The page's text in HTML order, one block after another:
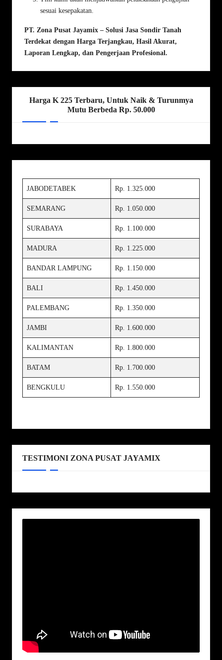
sesuai kesepakatan.
PT. Zona Pusat Jayamix – Solusi Jasa Sondir Tanah
Terdekat dengan Harga Terjangkau, Hasil Akurat,
Laporan Lengkap, dan Pengerjaan Profesional.
Harga K 225 Terbaru, Untuk Naik & Turunmya
Mutu Berbeda Rp. 50.000
JABODETABEK Rp. 1.325.000
SEMARANG Rp. 1.050.000
SURABAYA Rp. 1.100.000
MADURA Rp. 1.225.000
BANDAR LAMPUNG Rp. 1.150.000
BALI Rp. 1.450.000
PALEMBANG Rp. 1.350.000
JAMBI Rp. 1.600.000
KALIMANTAN Rp. 1.800.000
BATAM Rp. 1.700.000
BENGKULU Rp. 1.550.000
TESTIMONI ZONA PUSAT JAYAMIX